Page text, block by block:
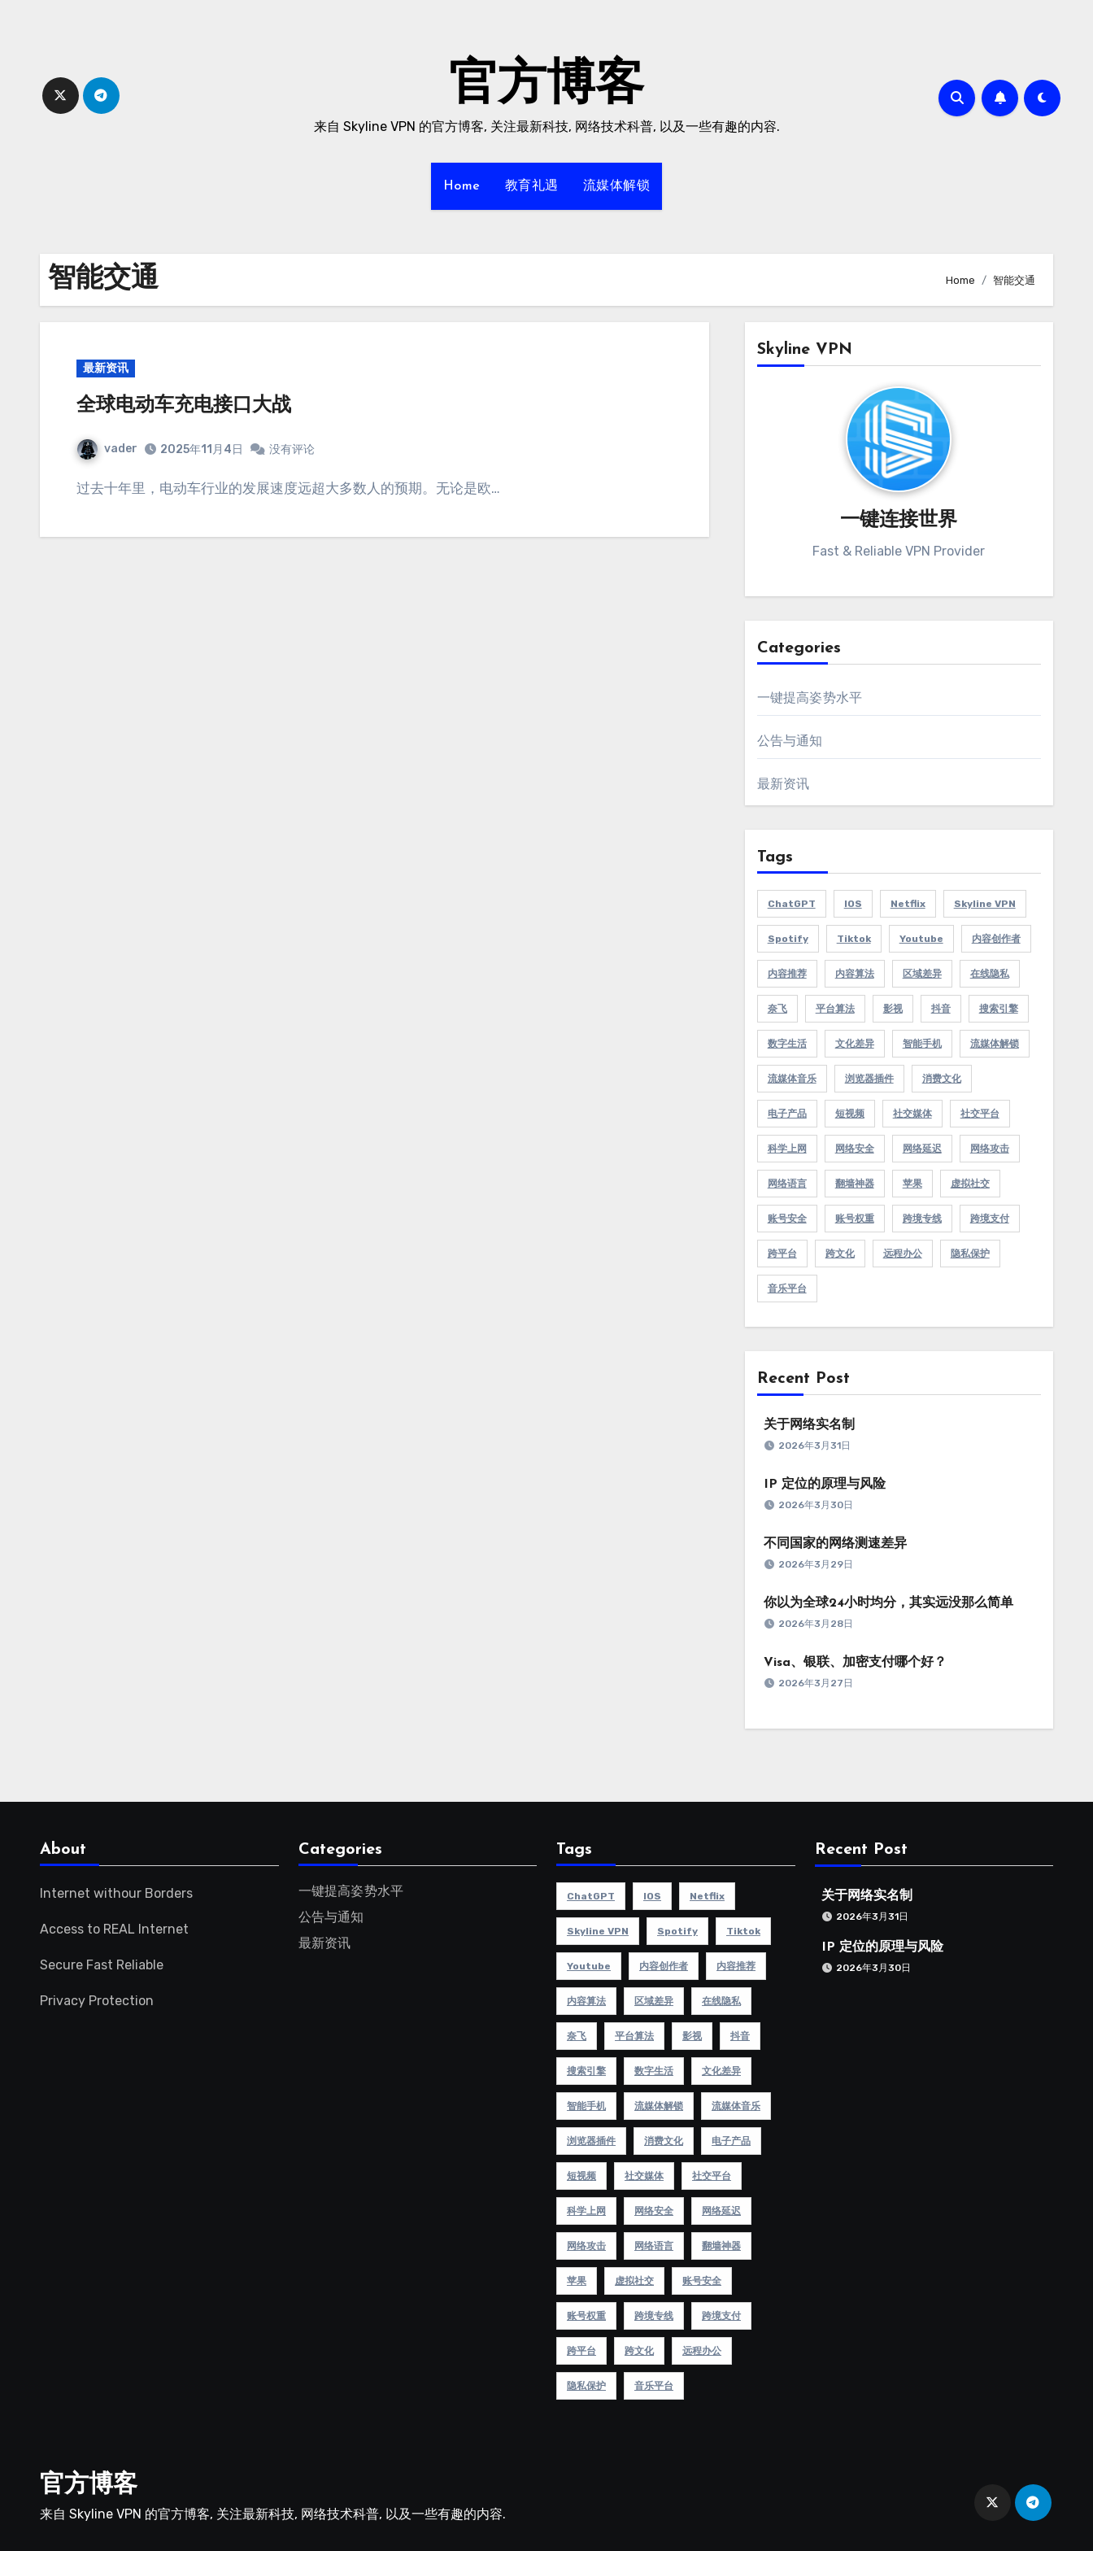
官方博客
来自 Skyline VPN 的官方博客, 关注最新科技, 网络技术科普, 以及一些有趣的内容.
Home 教育礼遇 流媒体解锁
智能交通 Home 智能交通
最新资讯
全球电动车充电接口大战
vader 2025年11月4日 没有评论
过去十年里，电动车行业的发展速度远超大多数人的预期。无论是欧…
Skyline VPN
一键连接世界
Fast & Reliable VPN Provider
Categories
一键提高姿势水平
公告与通知
最新资讯
Tags
ChatGPT IOS Netflix Skyline VPN
Spotify Tiktok Youtube 内容创作者
内容推荐 内容算法 区域差异 在线隐私
奈飞 平台算法 影视 抖音 搜索引擎
数字生活 文化差异 智能手机 流媒体解锁
流媒体音乐 浏览器插件 消费文化
电子产品 短视频 社交媒体 社交平台
科学上网 网络安全 网络延迟 网络攻击
网络语言 翻墙神器 苹果 虚拟社交
账号安全 账号权重 跨境专线 跨境支付
跨平台 跨文化 远程办公 隐私保护
音乐平台
Recent Post
关于网络实名制
2026年3月31日
IP 定位的原理与风险
2026年3月30日
不同国家的网络测速差异
2026年3月29日
你以为全球24小时均分，其实远没那么简单
2026年3月28日
Visa、银联、加密支付哪个好？
2026年3月27日
About
Internet withour Borders
Access to REAL Internet
Secure Fast Reliable
Privacy Protection
Categories
一键提高姿势水平
公告与通知
最新资讯
Tags
ChatGPT IOS Netflix
Skyline VPN Spotify Tiktok
Youtube 内容创作者 内容推荐
内容算法 区域差异 在线隐私
奈飞 平台算法 影视 抖音
搜索引擎 数字生活 文化差异
智能手机 流媒体解锁 流媒体音乐
浏览器插件 消费文化 电子产品
短视频 社交媒体 社交平台
科学上网 网络安全 网络延迟
网络攻击 网络语言 翻墙神器
苹果 虚拟社交 账号安全
账号权重 跨境专线 跨境支付
跨平台 跨文化 远程办公
隐私保护 音乐平台
Recent Post
关于网络实名制
2026年3月31日
IP 定位的原理与风险
2026年3月30日
官方博客
来自 Skyline VPN 的官方博客, 关注最新科技, 网络技术科普, 以及一些有趣的内容.